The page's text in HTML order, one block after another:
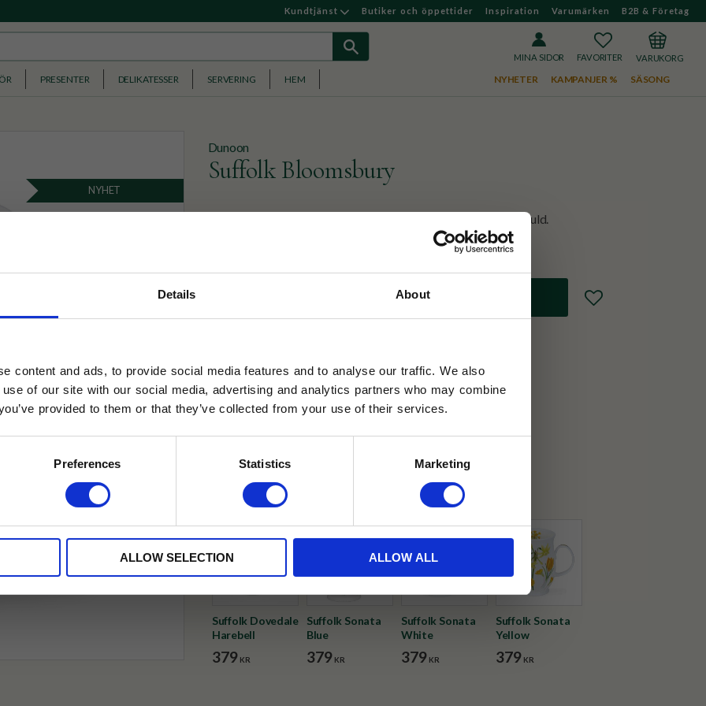
Details About
content and ads, to provide social media features and to analyse our traffic. We also
of our site with our social media, advertising and analytics partners who may combine
provided to them or that they’ve collected from your use of their services.
Preferences Statistics Marketing
ALLOW SELECTION ALLOW ALL
Kundtjänst Butiker och öppettider Inspiration Varumärken B2B & Företag
MINA SIDOR
FAVORITERKUNDVAGN
PRESENTER DELIKATESSER SERVERING HEM NYHETER KAMPANJER % SÄSONG
Dunoon
Suffolk Bloomsbury
Ljuvlig mugg i benporslin med blåa blommor med detaljer i guld.
NYHET
Lägg till i favoriter
✓ Fri frakt över 399 kr
✓ Betala direkt eller inom 30 dagar
Visa alla produkter från Dunoon
Suffolk Dovedale
Harebell
379 KR
Suffolk Sonata
Blue
379 KR
Suffolk Sonata
White
379 KR
Suffolk Sonata
Yellow
379 KR
Läs mer
Rabatten fungerar endast
med andra erbjudanden.